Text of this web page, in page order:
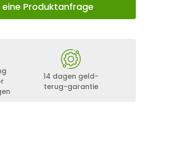
eine Produktanfrage
14 dagen geld-
terug-garantie